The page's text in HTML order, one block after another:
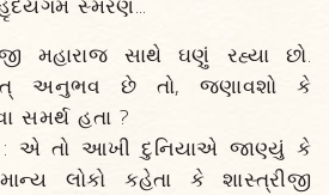
મહારાજ સાથે ઘણું રહ્યા છો.
અનુભવ છે તો, જણાવશો કે
સમર્થ હતા ?
: એ તો આખી દુનિયાએ જાણ્યું કે
લોકો કહેતા કે શાસ્ત્રીજી